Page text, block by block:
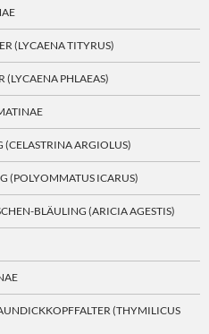
(LYCAENA TITYRUS)
(LYCAENA PHLAEAS)
ARGIOLUS)
(POLYOMMATUS ICARUS)
BLÄULING (ARICIA AGESTIS)
(THYMILICUS